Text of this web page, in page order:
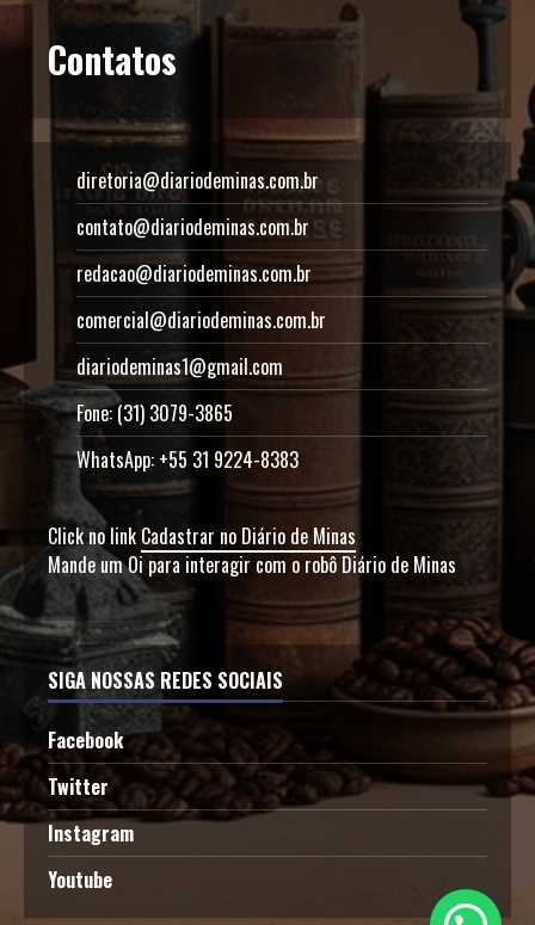
Contatos
diretoria@diariodeminas.com.br
contato@diariodeminas.com.br
redacao@diariodeminas.com.br
comercial@diariodeminas.com.br
diariodeminas1@gmail.com
Fone: (31) 3079-3865
WhatsApp: +55 31 9224-8383
Click no link Cadastrar no Diário de Minas
Mande um Oi para interagir com o robô Diário de Minas
SIGA NOSSAS REDES SOCIAIS
Facebook
Twitter
Instagram
Youtube